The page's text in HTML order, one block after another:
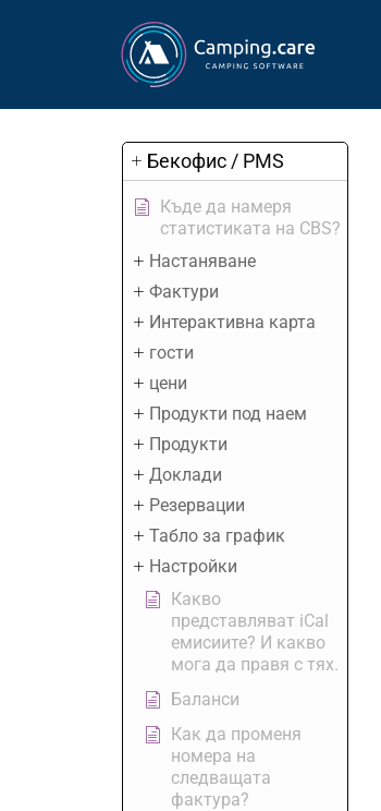
Бекофис / PMS
Къде да намеря
статистиката на CBS?
Настаняване
Фактури
Интерактивна карта
гости
цени
Продукти под наем
Продукти
Доклади
Резервации
Табло за график
Настройки
Какво
представляват iCal
емисиите? И какво
мога да правя с тях.
Баланси
Как да променя
номера на
следващата
фактура?